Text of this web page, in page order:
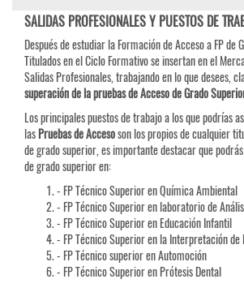
SALIDAS PROFESIONALES Y PUESTOS DE
Después de estudiar la Formación de Acceso a FP de
Titulados en el Ciclo Formativo se insertan en el
Salidas Profesionales, trabajando en lo que desees,
superación de la pruebas de Acceso de Grado
Los principales puestos de trabajo a los que podrías
lasPruebas deAccesoson los propios de cualquier
de grado superior, es importante destacar que
de grado superior en:
- FP Técnico Superior en Química Ambiental
- FP Técnico Superior en laboratorio de
- FP Técnico Superior en Educación Infantil
- FP Técnico Superior en la Interpretación de
- FP Técnico superior en Automoción
- FP Técnico Superior en Prótesis Dental